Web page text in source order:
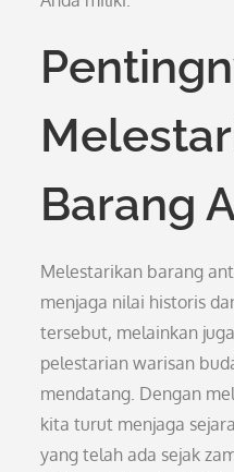
Barang
Melestarikan barang
menjaga nilai historis
tersebut, melainkan
pelestarian warisan
mendatang. Dengan
kita turut menjaga
yang telah ada sejak